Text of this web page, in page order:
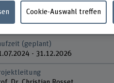
(geplant)
- 31.12.2026
Cookie-Auswahl treffen